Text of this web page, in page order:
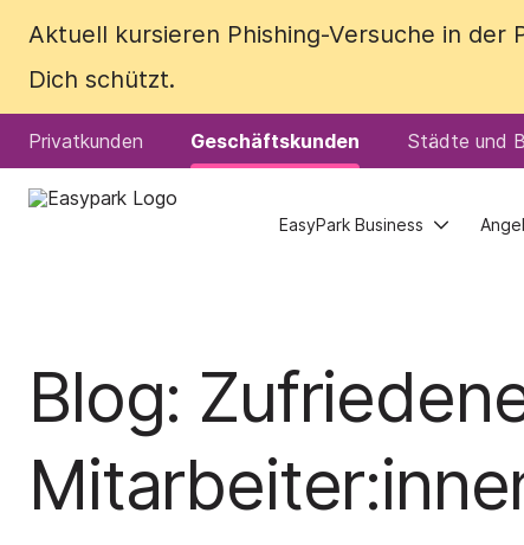
Aktuell kursieren Phishing-Versuche in der
Dich schützt.
Privatkunden Geschäftskunden Städte und
EasyPark Business
Aktuell kursieren Phishing-Versuche in der
Dich schützt.
Privatkunden Geschäftskunden Städte und
EasyPark Business
Blog: